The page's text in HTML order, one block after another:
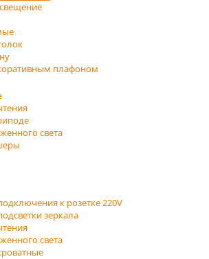
плафоном
света
к розетке 220V
зеркала
света